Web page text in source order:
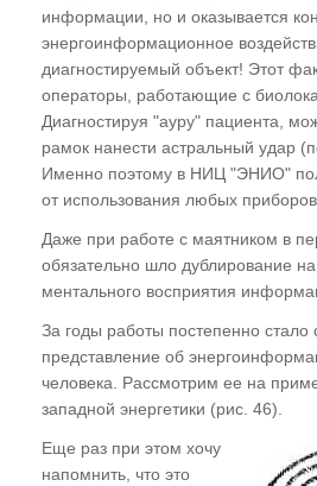
ГЛАВА ДВЕНАДЦАТАЯ
Если это есть, то кому-то
Алкоголизм и наркомания
Особенности коррекции
Индивидуальная коррекция
Дистанционные коррекции:
фантому, фотографии и
звонку. Коррекция в
Влияние человека на ход
химических процессов
информации, но и оказывается
энергоинформационное
диагностируемый объект! Этот
операторы, работающие с
Диагностируя "ауру" пациента,
рамок нанести астральный удар
Именно поэтому в НИЦ "ЭНИО"
от использования любых приборов.
Даже при работе с маятником в
обязательно шло дублирование
ментального восприятия
За годы работы постепенно стало
представление об
человека. Рассмотрим ее на
западной энергетики (рис. 46).
Еще раз при этом хочу
напомнить, что это